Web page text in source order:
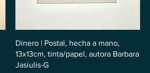
Dinero | Postal, hecha a mano,
13x13cm, tinta/papel, autora Barbara
Jasiulis-G